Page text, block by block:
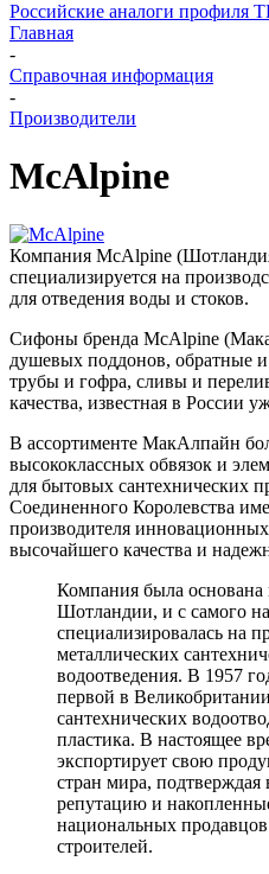
Российские аналоги профиля
Главная
-
Справочная информация
-
Производители
McAlpine
Компания McAlpine
специализируется на
для отведения воды и стоков.
Сифоны бренда McAlpine
душевых поддонов, обратные
трубы и гофра, сливы и
качества, известная в России
В ассортименте МакАлпайн
высококлассных обвязок и
для бытовых сантехнических
Соединенного Королевства
производителя
высочайшего качества и
Компания была основана
Шотландии, и с самого
специализировалась на
металлических
водоотведения. В 1957
первой в
сантехнических
пластика. В настоящее
экспортирует свою
стран мира,
репутацию и
национальных
строителей.